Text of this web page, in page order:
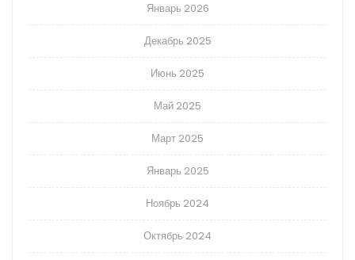
Январь 2026
Декабрь 2025
Июнь 2025
Май 2025
Март 2025
Январь 2025
Ноябрь 2024
Октябрь 2024